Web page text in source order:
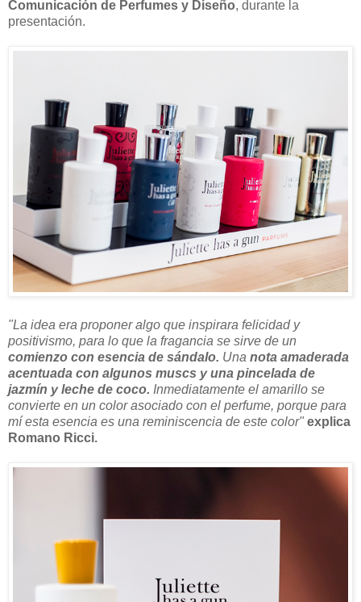
Comunicación de Perfumes y Diseño, durante la
presentación.
"La idea era proponer algo que inspirara felicidad y
positivismo, para lo que la fragancia se sirve de un
comienzo con esencia de sándalo. Una nota amaderada
acentuada con algunos muscs y una pincelada de
jazmín y leche de coco. Inmediatamente el amarillo se
convierte en un color asociado con el perfume, porque para
mí esta esencia es una reminiscencia de este color" explica
Romano Ricci.